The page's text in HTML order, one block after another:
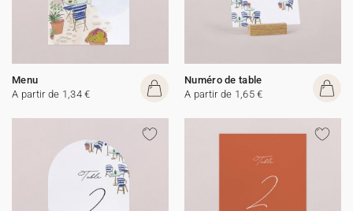
Menu
A partir de 1,34 €
Numéro de table
A partir de 1,65 €